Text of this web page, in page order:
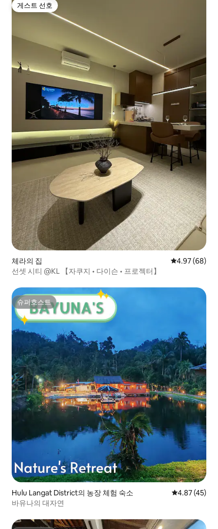
게스트 선호
게스트 선호
체라의 집 평점 4.97점(5
4.97 (68)
선셋 시티 @KL 【자쿠지 • 다이슨 • 프로젝터】
슈퍼호스트
슈퍼호스트
Hulu Langat District의 농장 체험 숙소 평점 4.87점
4.87 (45)
바유나의 대자연